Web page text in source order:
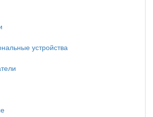
устройства